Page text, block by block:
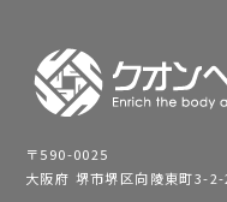
〒590-0025
大阪府 堺市堺区向陵東町3-